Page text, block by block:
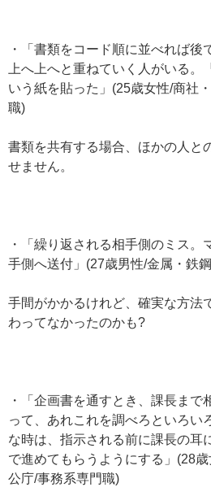
・「書類をコード順に並べれば後
上へ上へと重ねていく人がいる。
いう紙を貼った」(25歳女性/商社
職)
書類を共有する場合、ほかの人と
せません。
・「繰り返される相手側のミス。
手側へ送付」(27歳男性/金属・鉄
手間がかかるけれど、確実な方法
わってなかったのかも?
・「企画書を通すとき、課長まで
って、あれこれを調べろといろい
な時は、指示される前に課長の耳
で進めてもらうようにする」(28
公庁/事務系専門職)